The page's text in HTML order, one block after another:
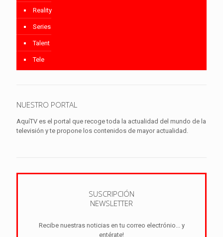
Reality
Series
Talent
Tele
NUESTRO PORTAL
AquíTV es el portal que recoge toda la actualidad del mundo de la
televisión y te propone los contenidos de mayor actualidad.
SUSCRIPCIÓN
NEWSLETTER
Recibe nuestras noticias en tu correo electrónio... y
entérate!